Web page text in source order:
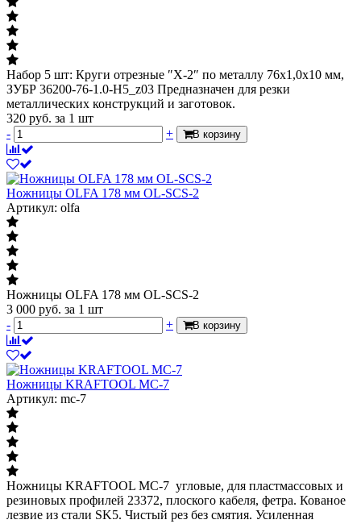
Набор 5 шт: Круги отрезные ″X-2″ по металлу 76х1,0х10 мм,
ЗУБР 36200-76-1.0-H5_z03 Предназначен для резки
металлических конструкций и заготовок.
320 руб. за 1 шт
-
+ В корзину
Ножницы OLFA 178 мм OL-SCS-2
Артикул: olfa
Ножницы OLFA 178 мм OL-SCS-2
3 000 руб. за 1 шт
-
+ В корзину
Ножницы KRAFTOOL MC-7
Артикул: mc-7
Ножницы KRAFTOOL MC-7 угловые, для пластмассовых и
резиновых профилей 23372, плоского кабеля, фетра. Кованое
лезвие из стали SK5. Чистый рез без смятия. Усиленная